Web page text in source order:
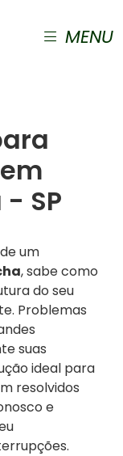
MENU
SP
um
, sabe como
do seu
Problemas
suas
ideal para
resolvidos
e